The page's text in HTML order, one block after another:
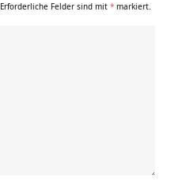
Erforderliche Felder sind mit * markiert.